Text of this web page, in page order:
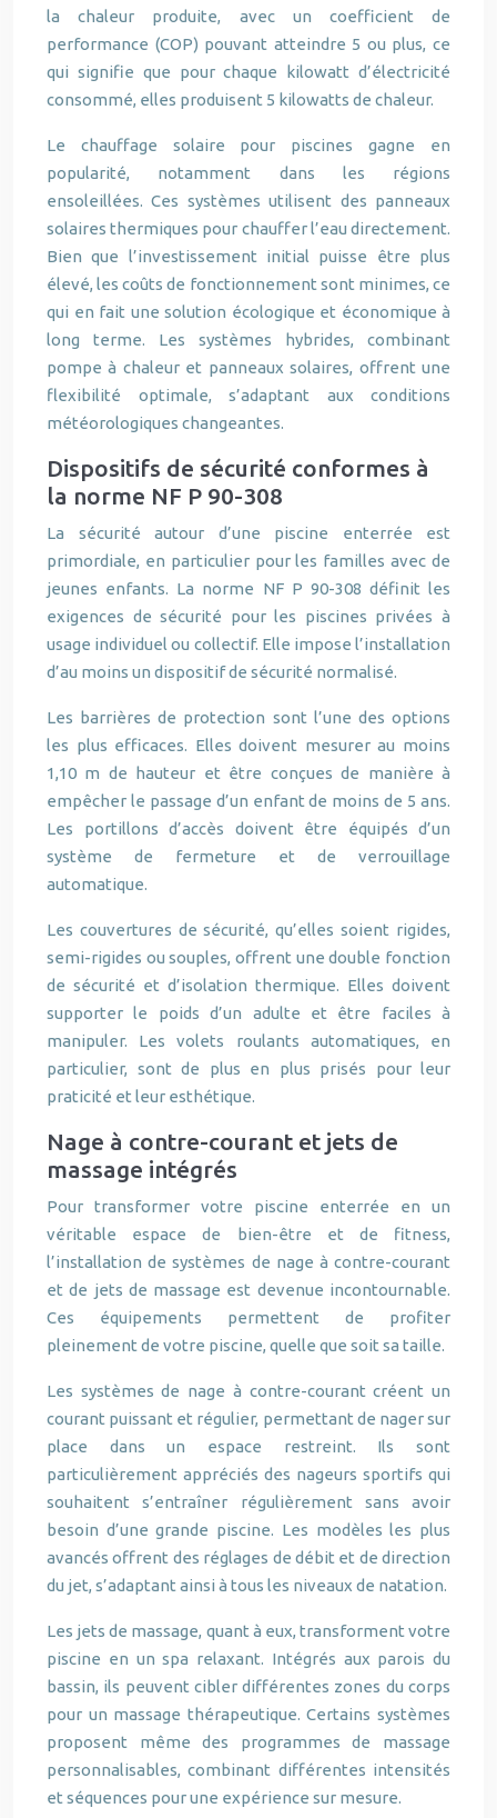
la chaleur produite, avec un coefficient de
performance (COP) pouvant atteindre 5 ou plus, ce
qui signifie que pour chaque kilowatt d’électricité
consommé, elles produisent 5 kilowatts de chaleur.
Le chauffage solaire pour piscines gagne en
popularité, notamment dans les régions
ensoleillées. Ces systèmes utilisent des panneaux
solaires thermiques pour chauffer l’eau directement.
Bien que l’investissement initial puisse être plus
élevé, les coûts de fonctionnement sont minimes, ce
qui en fait une solution écologique et économique à
long terme. Les systèmes hybrides, combinant
pompe à chaleur et panneaux solaires, offrent une
flexibilité optimale, s’adaptant aux conditions
météorologiques changeantes.
Dispositifs de sécurité conformes à
la norme NF P 90-308
La sécurité autour d’une piscine enterrée est
primordiale, en particulier pour les familles avec de
jeunes enfants. La norme NF P 90-308 définit les
exigences de sécurité pour les piscines privées à
usage individuel ou collectif. Elle impose l’installation
d’au moins un dispositif de sécurité normalisé.
Les barrières de protection sont l’une des options
les plus efficaces. Elles doivent mesurer au moins
1,10 m de hauteur et être conçues de manière à
empêcher le passage d’un enfant de moins de 5 ans.
Les portillons d’accès doivent être équipés d’un
système de fermeture et de verrouillage
automatique.
Les couvertures de sécurité, qu’elles soient rigides,
semi-rigides ou souples, offrent une double fonction
de sécurité et d’isolation thermique. Elles doivent
supporter le poids d’un adulte et être faciles à
manipuler. Les volets roulants automatiques, en
particulier, sont de plus en plus prisés pour leur
praticité et leur esthétique.
Nage à contre-courant et jets de
massage intégrés
Pour transformer votre piscine enterrée en un
véritable espace de bien-être et de fitness,
l’installation de systèmes de nage à contre-courant
et de jets de massage est devenue incontournable.
Ces équipements permettent de profiter
pleinement de votre piscine, quelle que soit sa taille.
Les systèmes de nage à contre-courant créent un
courant puissant et régulier, permettant de nager sur
place dans un espace restreint. Ils sont
particulièrement appréciés des nageurs sportifs qui
souhaitent s’entraîner régulièrement sans avoir
besoin d’une grande piscine. Les modèles les plus
avancés offrent des réglages de débit et de direction
du jet, s’adaptant ainsi à tous les niveaux de natation.
Les jets de massage, quant à eux, transforment votre
piscine en un spa relaxant. Intégrés aux parois du
bassin, ils peuvent cibler différentes zones du corps
pour un massage thérapeutique. Certains systèmes
proposent même des programmes de massage
personnalisables, combinant différentes intensités
et séquences pour une expérience sur mesure.